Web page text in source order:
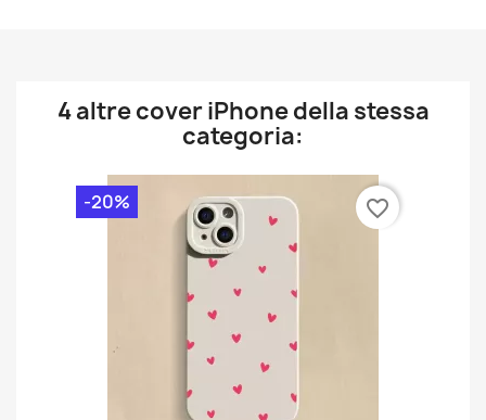
4 altre cover iPhone della stessa
categoria:
-20% favorite_border